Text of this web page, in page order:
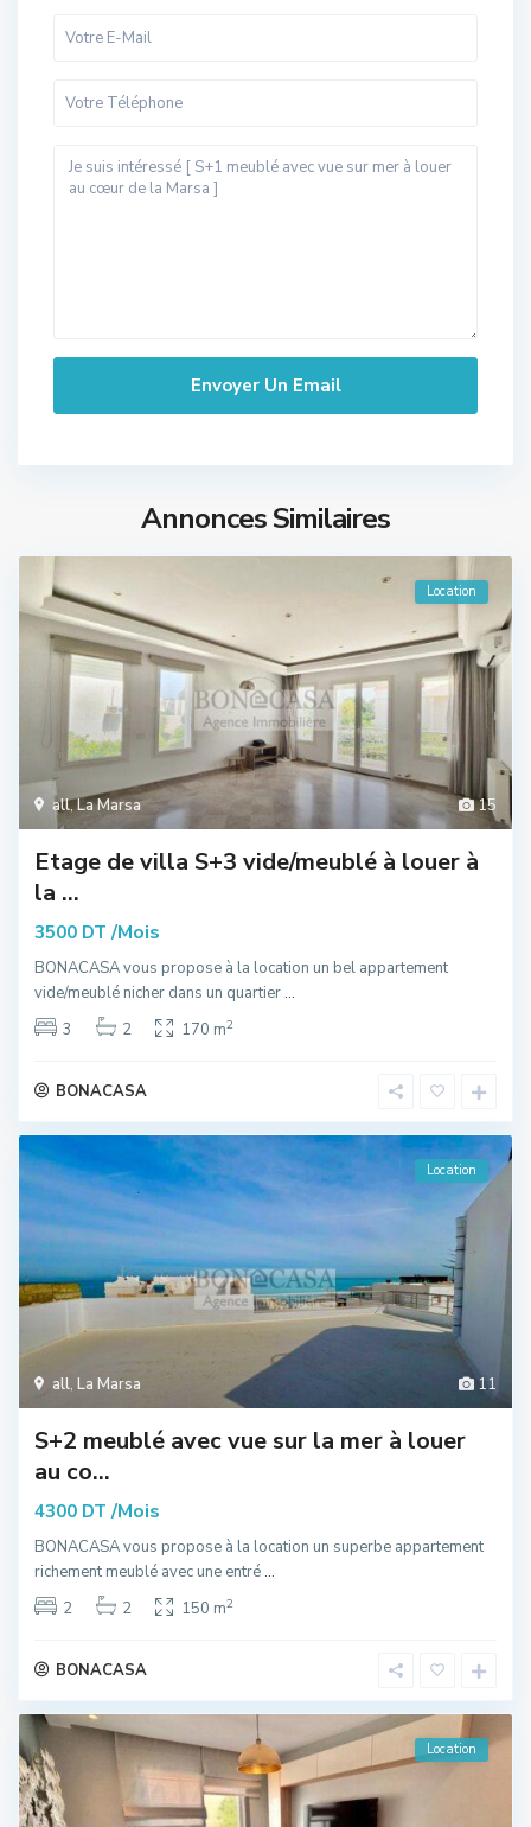
Annonces Similaires
15
all,La Marsa
Location
Etage de villa S+3 vide/meublé à louer à
la ...
3500 DT /Mois
BONACASA vous propose à la location un bel appartement
vide/meublé nicher dans un quartier...
3
2 170 m2
BONACASA
11
all, La Marsa
Location
S+2 meublé avec vue sur la mer à louer
au co...
4300 DT /Mois
BONACASA vous propose à la location un superbe appartement
richement meublé avec une entré...
2
2 150 m2
BONACASA
Location